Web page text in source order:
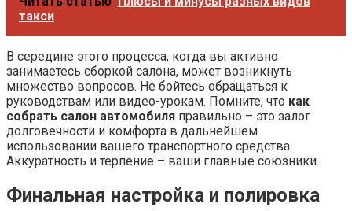
такси
В середине этого процесса, когда вы активно
занимаетесь сборкой салона, может возникнуть
множество вопросов. Не бойтесь обращаться к
руководствам или видео-урокам. Помните, что как
собрать салон автомобиля правильно – это залог
долговечности и комфорта в дальнейшем
использовании вашего транспортного средства.
Аккуратность и терпение – ваши главные союзники.
Финальная настройка и полировка